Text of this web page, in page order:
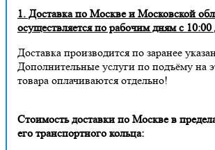
1. Доставка по Москве и Московской
осуществляется по рабочим дням с 10:00
Доставка производится по заранее
Дополнительные услуги по подъёму на
товара оплачиваются отдельно!
Стоимость доставки по Москве в
его транспортного кольца: